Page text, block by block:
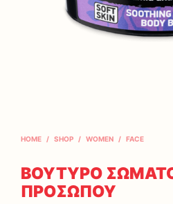
HOME / SHOP / WOMEN / FACE
ΒΟΥΤΥΡΟ
ΠΡΟΣΩΠΟΥ